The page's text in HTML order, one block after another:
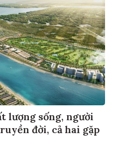
lượng sống, người
đời, cả hai gặp